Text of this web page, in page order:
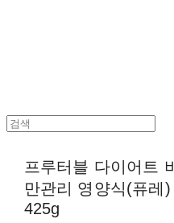
프루터블 다이어트 비
만관리 영양식(퓨레)
425g